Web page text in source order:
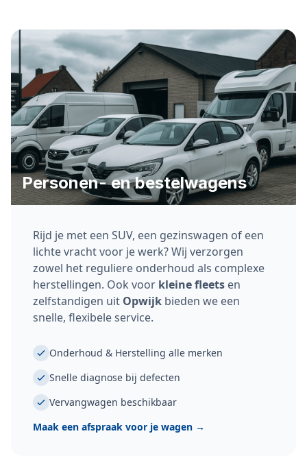
Personen- en bestelwagens
Rijd je met een SUV, een gezinswagen of een
lichte vracht voor je werk? Wij verzorgen
zowel het reguliere onderhoud als complexe
herstellingen. Ook voor kleine fleets en
zelfstandigen uit Opwijk bieden we een
snelle, flexibele service.
Onderhoud & Herstelling alle merken
Snelle diagnose bij defecten
Vervangwagen beschikbaar
Maak een afspraak voor je wagen →